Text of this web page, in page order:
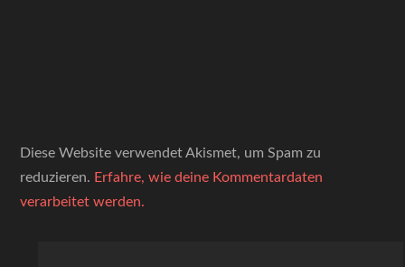
Diese Website verwendet Akismet, um Spam zu
reduzieren. Erfahre, wie deine Kommentardaten
verarbeitet werden.